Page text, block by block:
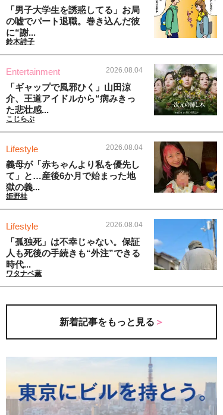
「男子大学生を誘惑してる」お局
の嘘でパート退職。巻き込んだ彼
に“謝...
鈴木詩子
Entertainment 2026.08.04
「ギャップで風邪ひく」山田涼
介、王道アイドルから“病みきっ
た悲壮感...
こじらぶ
Lifestyle 2026.08.04
義母が「赤ちゃんより私を優先し
て」と…産後6か月で始まった地
獄の義...
姫野桂
Lifestyle 2026.08.04
「孤独死」は不幸じゃない。保証
人も死後の手続きも“外注”できる
時代...
ワタナベ薫
新着記事をもっと見る